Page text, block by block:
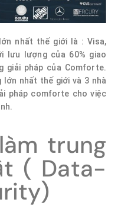
nhất thế giới là : Visa,
lưu lượng của 60% giao
giải pháp của Comforte.
lớn nhất thế giới và 3 nhà
pháp comforte cho việc
trung
( Data-